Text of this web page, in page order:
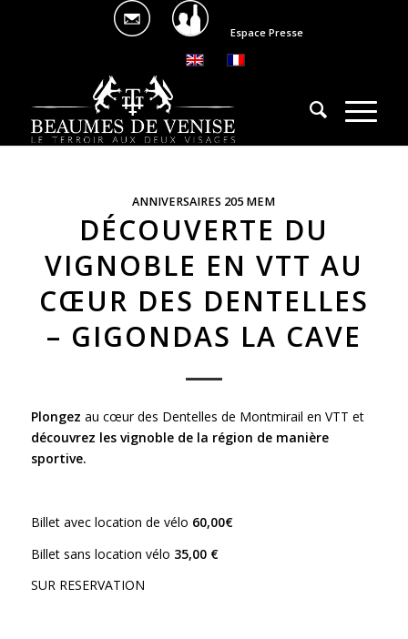
Espace Presse
ANNIVERSAIRES 205 MEM
DÉCOUVERTE DU
VIGNOBLE EN VTT AU
CŒUR DES DENTELLES
– GIGONDAS LA CAVE
Plongez au cœur des Dentelles de Montmirail en VTT et
découvrez les vignoble de la région de manière
sportive.
Billet avec location de vélo 60,00€
Billet sans location vélo 35,00 €
SUR RESERVATION